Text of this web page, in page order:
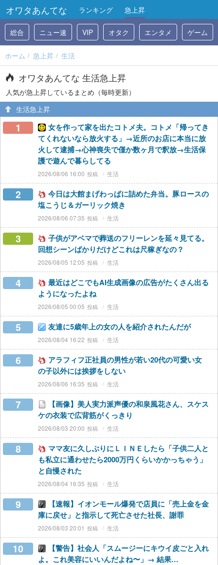
オワタあんてな ランキング 急上昇
総合 ニュー速 VIP オタク エンタメ ゲーム
ホーム 急上昇 生活
オワタあんてな 生活急上昇
人気が急上昇しているまとめ（毎時更新）
生活急上昇
1
女を作って家を出たコトメ夫。コトメ「帰ってき
てくれないなら放火する」→近所のお店に本当に放
火して逮捕→心神喪失で僅か数ヶ月で釈放→生活保
護で遊んで暮らしてる
2026/08/06 16:00 生活
2
今日は大館まげわっぱに詰めた弁当。豚ロースの
塩こうじ＆ガーリック焼き
2026/08/06 07:35 生活
3
子供がアベマで葬送のフリーレンを延々見てる。
回想シーンばかりだけどこれは尺稼ぎなの？
2026/08/05 12:05 生活
4
最近はどこでもAI生成画像の広告がたくさん出る
ようになったよね
2026/08/05 00:05 生活
5 友達に5歳年上の女の人を紹介されたんだが
2026/08/04 16:22 生活
6
アラフィフ正社員の男性が若い20代の可愛い女
の子以外には挨拶をしない
2026/08/06 16:35 生活
7
【画像】美人実力派声優の和泉風花さん、スケス
ケの衣装で広背筋がくっきり
2026/08/03 20:00 生活
8
ママ友に久しぶりにＬＩＮＥしたら「子供二人と
も私立に通わせたら2000万円くらいかかっちゃう」
と自慢された
2026/08/04 16:35 生活
9
【速報】イオンモール爆発で店員に「売上金を金
庫に戻せ」と指示して死亡させた社長、謝罪
2026/08/03 20:01 生活
10
【警告】社会人「スムージーにキウイ皮ごと入れ
よ。これ美容にいいんだよね〜」→ 結果…